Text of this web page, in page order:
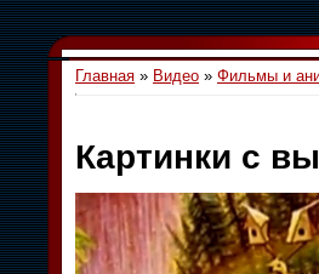
Главная » Видео » Фильмы и
Картинки с